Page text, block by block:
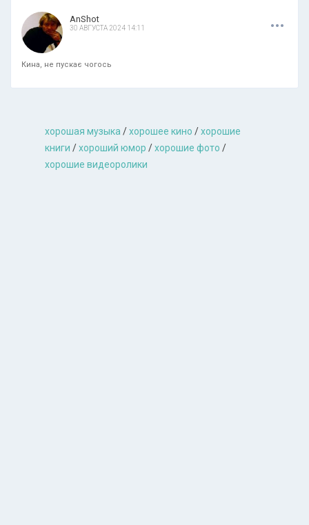
AnShot
30 АВГУСТА 2024 14:11 ...
Кина, не пускає чогось
хорошая музыкa /хорошее кино /хорошие
книги /хороший юмор /хорошие фото /
хорошие видеоролики